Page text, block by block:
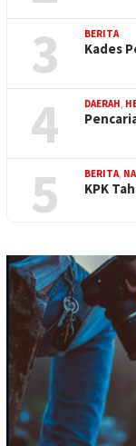
3 BERITA
Kades
4 DAERAH,
5 BERITA,
KPK